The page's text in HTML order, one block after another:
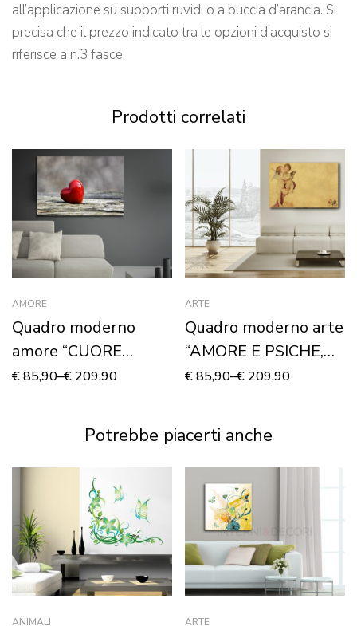
all’applicazione su supporti ruvidi o a buccia d’arancia. Si
precisa che il prezzo indicato tra le opzioni d’acquisto si
riferisce a n.3 fasce.
Prodotti correlati
AMORE
Quadro moderno
amore “CUORE
ROSSO DI SAN
Stampa su tela
€85,90–€ 209,90
ARTE
Quadro moderno arte
“AMORE E PSICHE,
BAMBINI” – Stampa
€85,90–€ 209,90
Potrebbe piacerti anche
ANIMALI ARTE